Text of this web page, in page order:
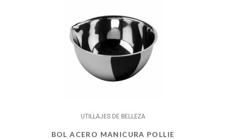
UTILLAJES DE BELLEZA
BOL ACERO MANICURA POLLIE